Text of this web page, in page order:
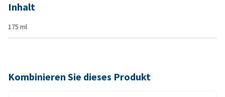
Inhalt
175 ml
Kombinieren Sie dieses Produkt